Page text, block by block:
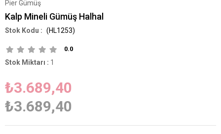
Pier Gümüş
Kalp Mineli Gümüş Halhal
(HL1253)
0.0
Stok Miktarı : 1
₺3.689,40
₺3.689,40